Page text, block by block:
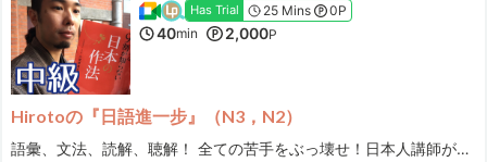
Hirotoの『日語進一步』（N3，N2）
語彙、文法、読解、聴解！ 全ての苦手をぶっ壊せ！日本人講師が解説します！
Has Trial 25 Mins 0P
40min 2,000P